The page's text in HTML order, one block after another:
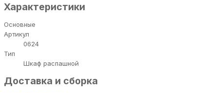
Характеристики
Основные
Артикул
0624
Тип
Шкаф распашной
Доставка и сборка